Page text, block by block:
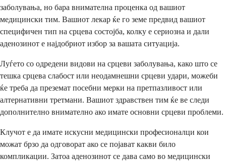
заболувања, но бара внимателна проценка од вашиот
медицински тим. Вашиот лекар ќе го земе предвид вашиот
специфичен тип на срцева состојба, колку е сериозна и дали
аденозинот е најдобриот избор за вашата ситуација.
Луѓето со одредени видови на срцеви заболувања, како што се
тешка срцева слабост или неодамнешни срцеви удари, можеби
ќе треба да преземат посебни мерки на претпазливост или
алтернативни третмани. Вашиот здравствен тим ќе ве следи
дополнително внимателно ако имате основни срцеви проблеми.
Клучот е да имате искусни медицински професионалци кои
можат брзо да одговорат ако се појават какви било
компликации. Затоа аденозинот се дава само во медицински